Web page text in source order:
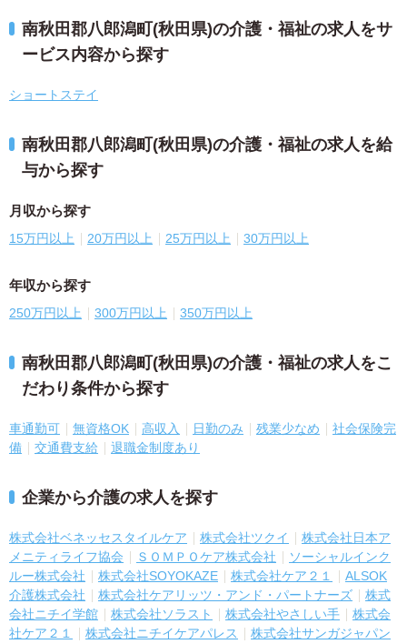
南秋田郡八郎潟町(秋田県)の介護・福祉の求人をサ
ービス内容から探す
ショートステイ
南秋田郡八郎潟町(秋田県)の介護・福祉の求人を給
与から探す
月収から探す
15万円以上 20万円以上 25万円以上 30万円以上
年収から探す
250万円以上 300万円以上 350万円以上
南秋田郡八郎潟町(秋田県)の介護・福祉の求人をこ
だわり条件から探す
車通勤可 無資格OK 高収入 日勤のみ 残業少なめ
社会保険完
備
交通費支給 退職金制度あり
企業から介護の求人を探す
株式会社ベネッセスタイルケア 株式会社ツクイ
株式会社日本ア
メニティライフ協会
ＳＯＭＰＯケア株式会社
ソーシャルインク
ルー株式会社
株式会社SOYOKAZE 株式会社ケア２１
ALSOK
介護株式会社
株式会社ケアリッツ・アンド・パートナーズ
株式
会社ニチイ学館
株式会社ソラスト 株式会社やさしい手
株式会
社ケア２１
株式会社ニチイケアパレス
株式会社サンガジャパン